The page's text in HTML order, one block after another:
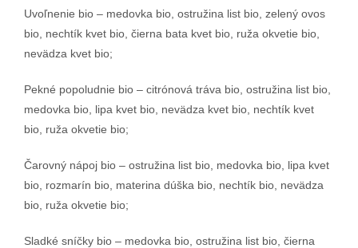
Uvoľnenie bio – medovka bio, ostružina list bio, zelený ovos
bio, nechtík kvet bio, čierna bata kvet bio, ruža okvetie bio,
nevädza kvet bio;
Pekné popoludnie bio – citrónová tráva bio, ostružina list bio,
medovka bio, lipa kvet bio, nevädza kvet bio, nechtík kvet
bio, ruža okvetie bio;
Čarovný nápoj bio – ostružina list bio, medovka bio, lipa kvet
bio, rozmarín bio, materina dúška bio, nechtík bio, nevädza
bio, ruža okvetie bio;
Sladké sníčky bio – medovka bio, ostružina list bio, čierna